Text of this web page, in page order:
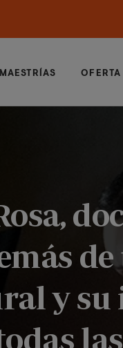
MAESTRÍAS
y su